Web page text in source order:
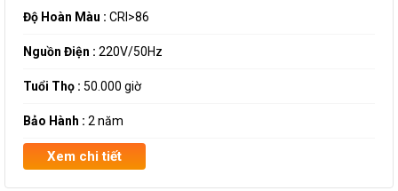
Độ Hoàn Màu : CRI>86
Nguồn Điện : 220V/50Hz
Tuổi Thọ : 50.000 giờ
Bảo Hành : 2 năm
Xem chi tiết